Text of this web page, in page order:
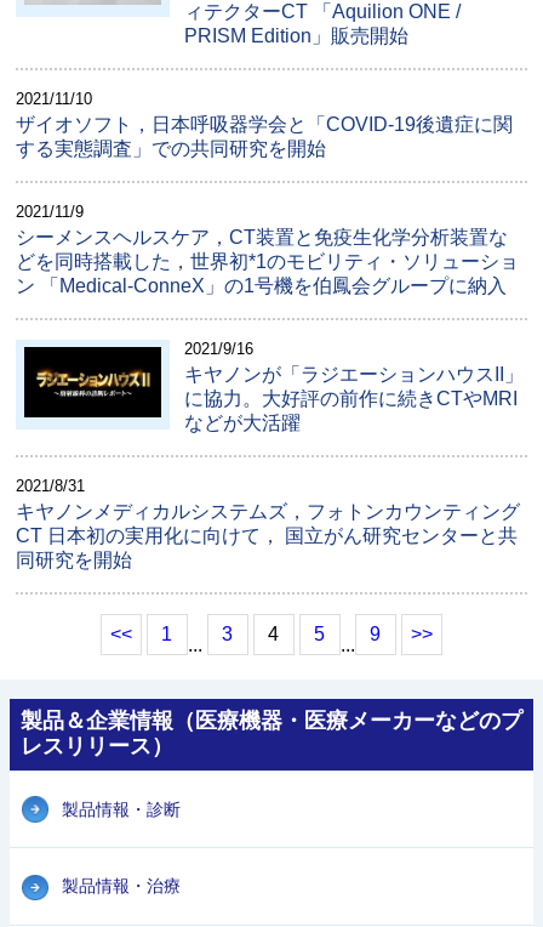
ィテクターCT 「Aquilion ONE /
PRISM Edition」販売開始
2021/11/10
ザイオソフト，日本呼吸器学会と「COVID-19後遺症に関
する実態調査」での共同研究を開始
2021/11/9
シーメンスヘルスケア，CT装置と免疫生化学分析装置な
どを同時搭載した，世界初*1のモビリティ・ソリューショ
ン 「Medical-ConneX」の1号機を伯鳳会グループに納入
2021/9/16
キヤノンが「ラジエーションハウスII」
に協力。大好評の前作に続きCTやMRI
などが大活躍
2021/8/31
キヤノンメディカルシステムズ，フォトンカウンティング
CT 日本初の実用化に向けて， 国立がん研究センターと共
同研究を開始
<< 1
...
3 4 5
...
9 >>
製品＆企業情報（医療機器・医療メーカーなどのプ
レスリリース）
製品情報・診断
製品情報・治療